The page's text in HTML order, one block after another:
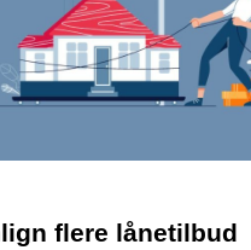
flere lånetilbud